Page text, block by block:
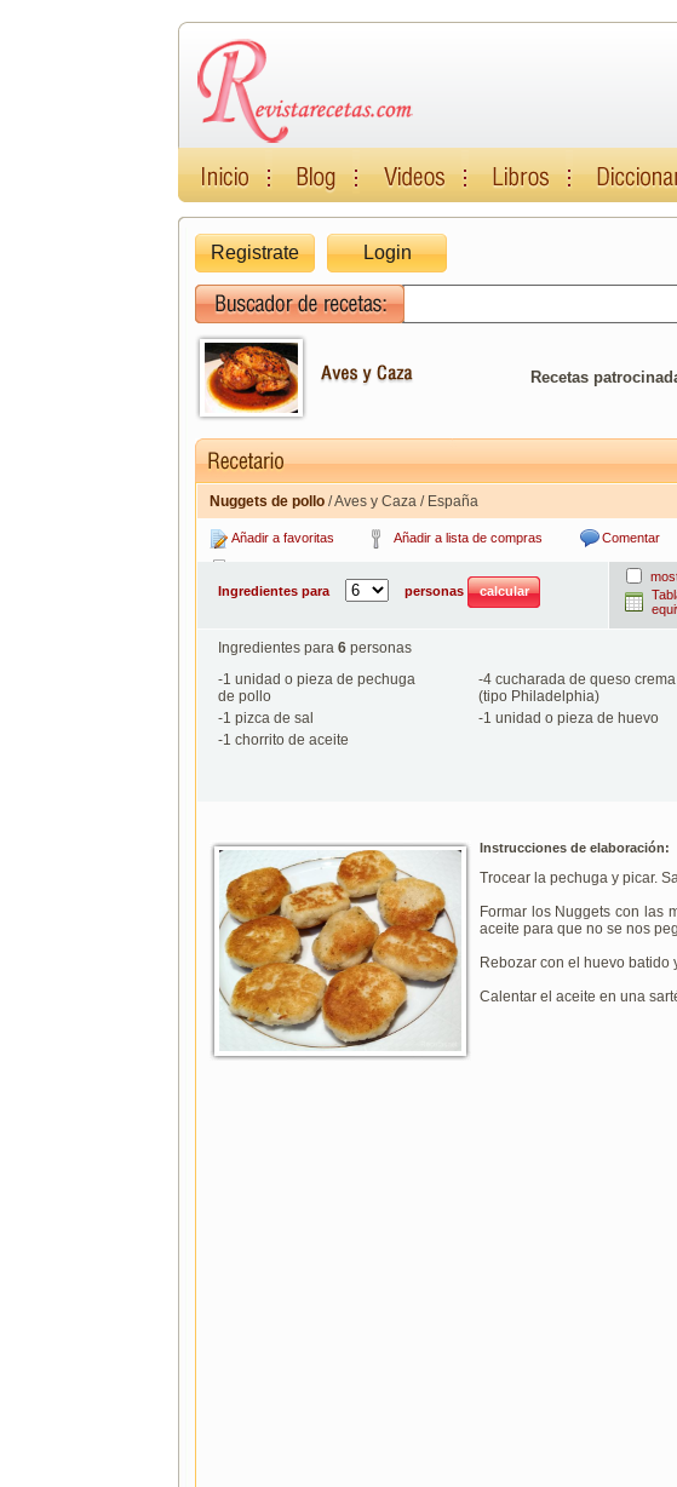
Registrate Login
Recetas
Nuggets de pollo / Aves y Caza / España
Añadir a favoritas Añadir a lista de compras Comentar
Ingredientes para
personas
Ingredientes para 6 personas
-1 unidad o pieza de pechuga
de pollo
-4 cucharada de queso crema
(tipo Philadelphia)
-1 pizca de sal -1 unidad o pieza de huevo
-1 chorrito de aceite
Instrucciones de elaboración:
Trocear la pechuga y picar.
Formar los Nuggets con las
aceite para que no se nos
Rebozar con el huevo
Calentar el aceite en una